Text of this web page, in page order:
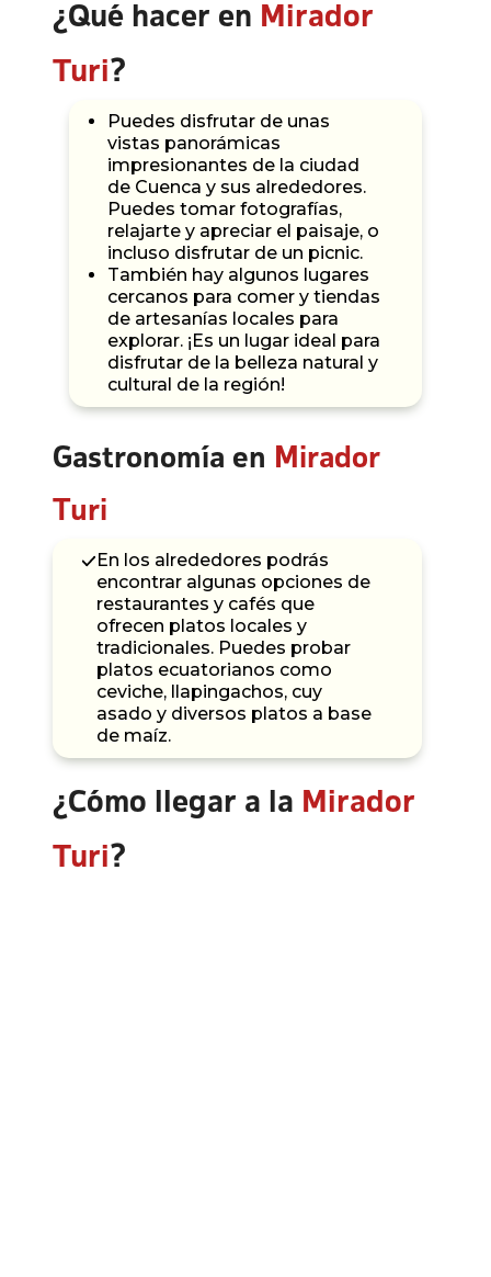
¿Qué hacer en Mirador
Turi?
Puedes disfrutar de unas
vistas panorámicas
impresionantes de la ciudad
de Cuenca y sus alrededores.
Puedes tomar fotografías,
relajarte y apreciar el paisaje, o
incluso disfrutar de un picnic.
También hay algunos lugares
cercanos para comer y tiendas
de artesanías locales para
explorar. ¡Es un lugar ideal para
disfrutar de la belleza natural y
cultural de la región!
Gastronomía en Mirador
Turi
En los alrededores podrás
encontrar algunas opciones de
restaurantes y cafés que
ofrecen platos locales y
tradicionales. Puedes probar
platos ecuatorianos como
ceviche, llapingachos, cuy
asado y diversos platos a base
de maíz.
¿Cómo llegar a la Mirador
Turi?